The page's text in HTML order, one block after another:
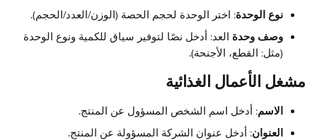
نوع الوحدة: اختر الوحدة لحجم الحصة (الوزن/العدد/الحجم).
وصف وحدة العد: أدخل نصًا لتوفير سياق للكمية ونوع الوحدة
(مثل: القطع، الأجنحة).
مشغل الأعمال الغذائية
الاسم: أدخل اسم الشخص المسؤول عن المنتج.
العنوان: أدخل عنوان الشركة المسؤولة عن المنتج.